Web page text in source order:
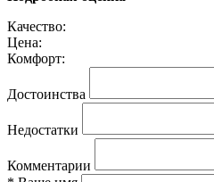
Качество:
Цена:
Комфорт:
Достоинства
Недостатки
Комментарии